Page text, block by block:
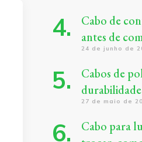
Cabo de
antes de
24 de junho de
Cabos de
27 de maio de
Cabo para